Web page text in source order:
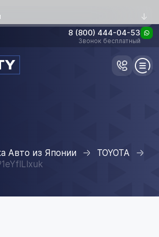
8 (800) 444-04-53
Звонок бесплатный
Авто из Японии
TOYOTA